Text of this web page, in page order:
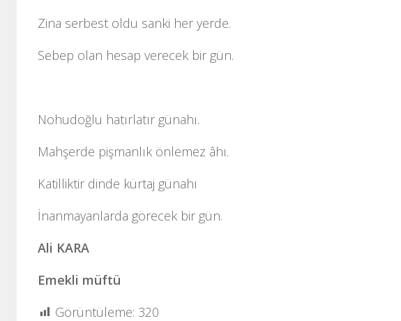
Zina serbest oldu sanki her yerde.
Sebep olan hesap verecek bir gün.
Nohudoğlu hatırlatır günahı.
Mahşerde pişmanlık önlemez âhı.
Katilliktir dinde kürtaj günahı
İnanmayanlarda görecek bir gün.
Ali KARA
Emekli müftü
Görüntüleme: 320